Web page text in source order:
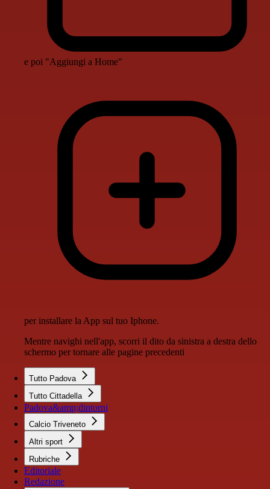
e poi "Aggiungi a Home"
per installare la App sul tuo Iphone.
Mentre navighi nell'app, scorri il dito da sinistra a destra dello
schermo per tornare alle pagine precedenti
Tutto Padova
Tutto Cittadella
Padova&amp;dintorni
Calcio Triveneto
Altri sport
Rubriche
Editoriale
Redazione